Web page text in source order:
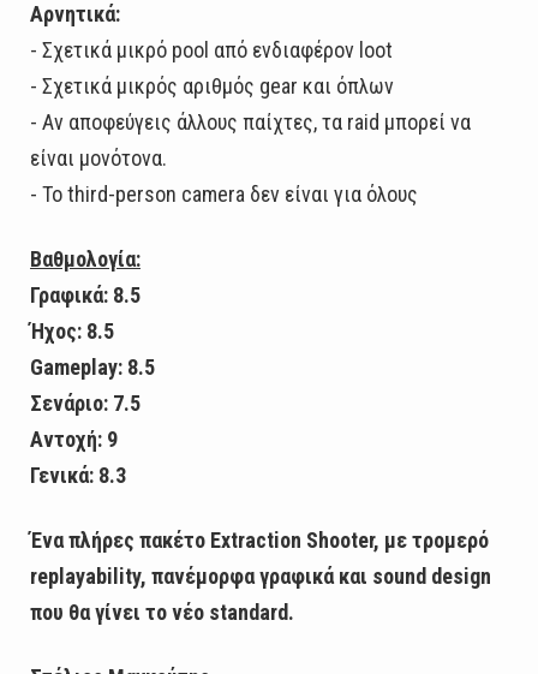
Αρνητικά:
- Σχετικά μικρό pool από ενδιαφέρον loot
- Σχετικά μικρός αριθμός gear και όπλων
- Αν αποφεύγεις άλλους παίχτες, τα raid μπορεί να
είναι μονότονα.
- Το third-person camera δεν είναι για όλους
Βαθμολογία:
Γραφικά: 8.5
Ήχος: 8.5
Gameplay: 8.5
Σενάριο: 7.5
Αντοχή: 9
Γενικά: 8.3
Ένα πλήρες πακέτο Extraction Shooter, με τρομερό
replayability, πανέμορφα γραφικά και sound design
που θα γίνει το νέο standard.